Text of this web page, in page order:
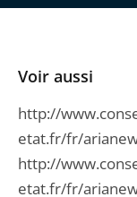
Voir aussi
http://
etat.fr/fr/
http://
etat.fr/fr/